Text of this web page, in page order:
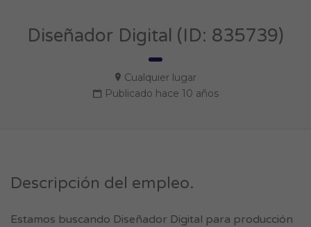
Diseñador Digital (ID: 835739)
Cualquier lugar
Publicado hace 10 años
Descripción del empleo.
Estamos buscando Diseñador Digital para producción